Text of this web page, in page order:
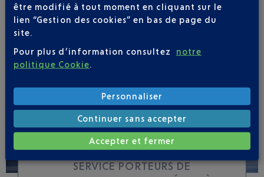
SERVICE PORTEURS DE
être modifié à tout moment en cliquant sur le
lien “Gestion des cookies” en bas de page du
site.
Pour plus d’information consultez
notre
politique Cookie
Personnaliser
Continuer sans accepter
Accepter et fermer